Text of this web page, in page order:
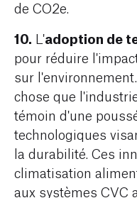
de CO2e.
10. L'adoption de
pour réduire
sur
chose que
témoin d'une
technologiques
la durabilité. Ces
climatisation
aux systèmes CVC